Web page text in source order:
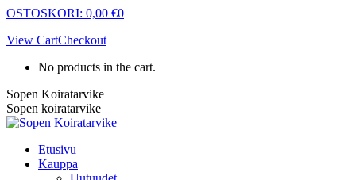
Skip
content
OSTOSKORI: 0,00 €0
View CartCheckout
No products in the cart.
Sopen Koiratarvike
Sopen koiratarvike
Etusivu
Kauppa